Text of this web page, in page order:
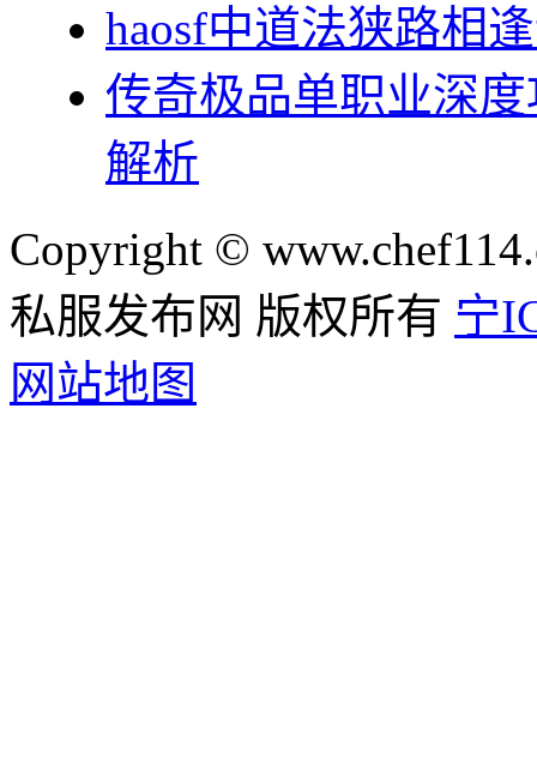
haosf中道法狭路相
传奇极品单职业深
解析
Copyright ©
私服发布网 版权所有 宁
网站地图